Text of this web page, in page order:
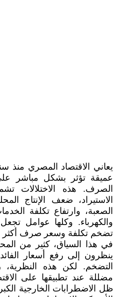
يعاني الاقتصاد المصري منذ
عميقة تؤثر بشكل مباشر
الصرف. هذه الاختلالات
الاستيراد، ضعف الإنتاج
الصعبة، وارتفاع تكلفة
والكهرباء. وكلها عوامل
تضخم تكلفة وسعر صرف
في هذا السياق، كثير من
ينظرون إلى رفع أسعار
التضخم. لكن هذه
مضللة عند تطبيقها على
ظل الاضطرابات الخارجية